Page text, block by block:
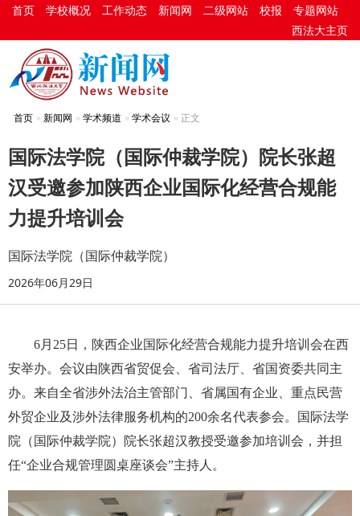
首页 学校概况 工作动态 新闻网 二级网站 校报
专题网站
西法大主页
首页 新闻网 学术频道 学术会议 正文
国际法学院（国际仲裁学院）院长张超
汉受邀参加陕西企业国际化经营合规能
力提升培训会
国际法学院（国际仲裁学院）
2026年06月29日
6月25日，陕西企业国际化经营合规能力提升培训会在西
安举办。会议由陕西省贸促会、省司法厅、省国资委共同主
办。来自全省涉外法治主管部门、省属国有企业、重点民营
外贸企业及涉外法律服务机构的200余名代表参会。国际法学
院（国际仲裁学院）院长张超汉教授受邀参加培训会，并担
任“企业合规管理圆桌座谈会”主持人。